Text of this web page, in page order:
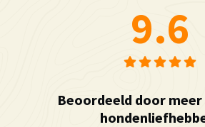
9.6
Beoordeeld door meer